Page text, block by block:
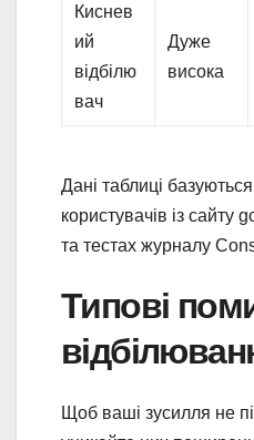
Киснев
ий
відбілю
вач
Дуже
висока
Дані таблиці
користувачів із
та тестах журналу
Типові
Щоб ваші зусилля не